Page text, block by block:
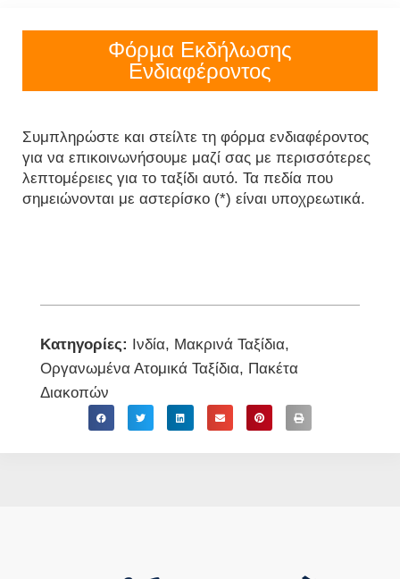
Φόρμα Εκδήλωσης
Ενδιαφέροντος
Συμπληρώστε και στείλτε τη φόρμα ενδιαφέροντος
για να επικοινωνήσουμε μαζί σας με περισσότερες
λεπτομέρειες για το ταξίδι αυτό. Τα πεδία που
σημειώνονται με αστερίσκο (*) είναι υποχρεωτικά.
Κατηγορίες: Ινδία, Μακρινά Ταξίδια,
Οργανωμένα Ατομικά Ταξίδια, Πακέτα
Διακοπών